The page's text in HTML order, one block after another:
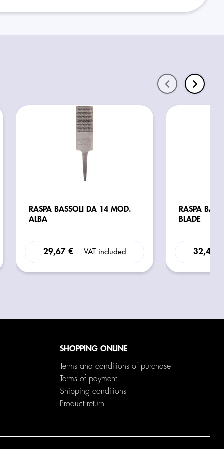
RASPA BASSOLI DA 14 MOD.
ALBA
29,67 € VAT included
RASPA
BLADE
32,40
SHOPPING ONLINE
Terms and conditions of purchase
Terms of payment
Shipping conditions
Product return